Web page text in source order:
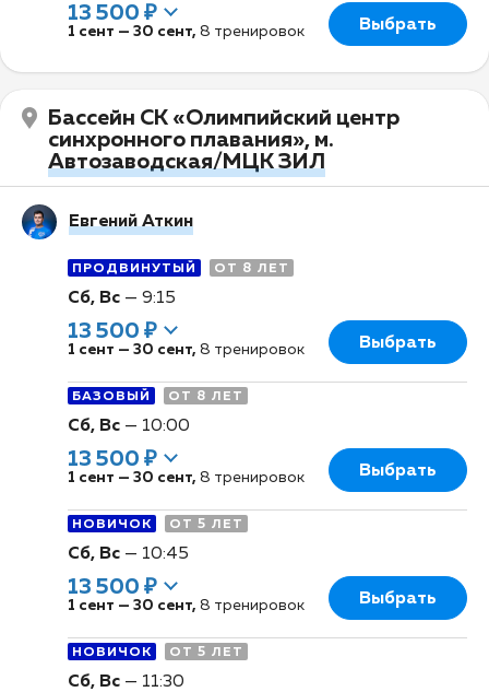
13 500 ₽
1 сент — 30 сент, 8 тренировок Выбрать
Бассейн СК «Олимпийский центр
синхронного плавания», м.
Автозаводская/МЦК ЗИЛ
Евгений Аткин
ПРОДВИНУТЫЙ ОТ 8 ЛЕТ
Сб, Вс — 9:15
13 500 ₽
1 сент — 30 сент, 8 тренировок Выбрать
БАЗОВЫЙ ОТ 8 ЛЕТ
Сб, Вс — 10:00
13 500 ₽
1 сент — 30 сент, 8 тренировок Выбрать
НОВИЧОК ОТ 5 ЛЕТ
Сб, Вс — 10:45
13 500 ₽
1 сент — 30 сент, 8 тренировок Выбрать
НОВИЧОК ОТ 5 ЛЕТ
Сб, Вс — 11:30